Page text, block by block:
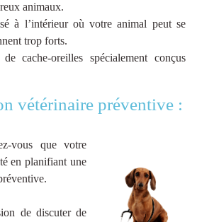
animaux.
à l’intérieur où votre animal peut se
trop forts.
cache-oreilles spécialement conçus
vétérinaire préventive :
vous que votre
en planifiant une
de discuter de